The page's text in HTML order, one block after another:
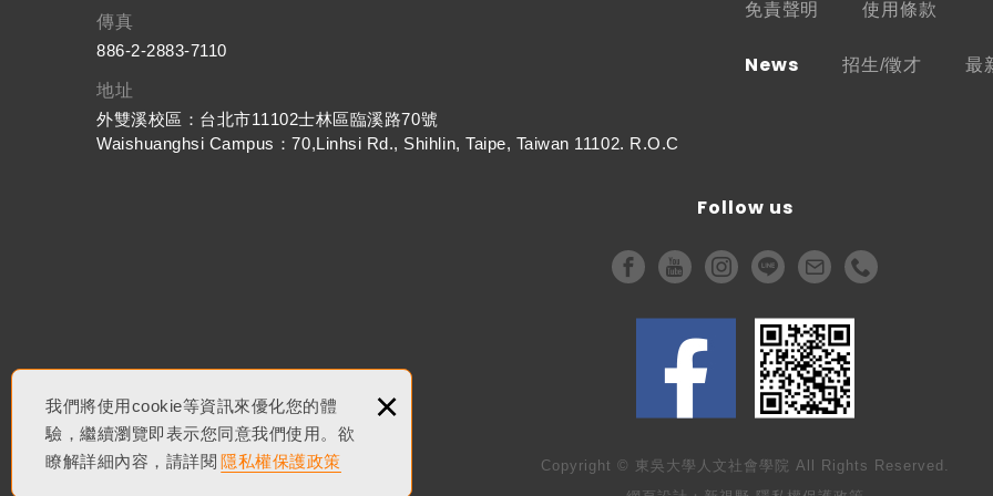
我們將使用cookie等資訊來優化您的體
驗，繼續瀏覽即表示您同意我們使用。欲
瞭解詳細內容，請詳閱 隱私權保護政策
×
傳真
886-2-2883-7110
地址
外雙溪校區：台北市11102士林區臨溪路70號
Waishuanghsi Campus：70,Linhsi Rd., Shihlin, Taipe, Taiwan 11102. R.O.C
免責聲明 使用條款
News 招生/徵才 最
Follow us
Copyright © 東吳大學人文社會學院 All Rights Reserved.